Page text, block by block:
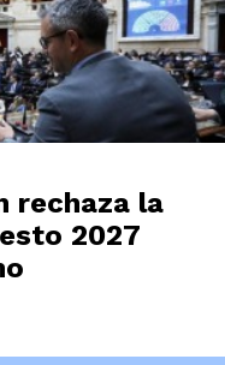
rechaza la
2027